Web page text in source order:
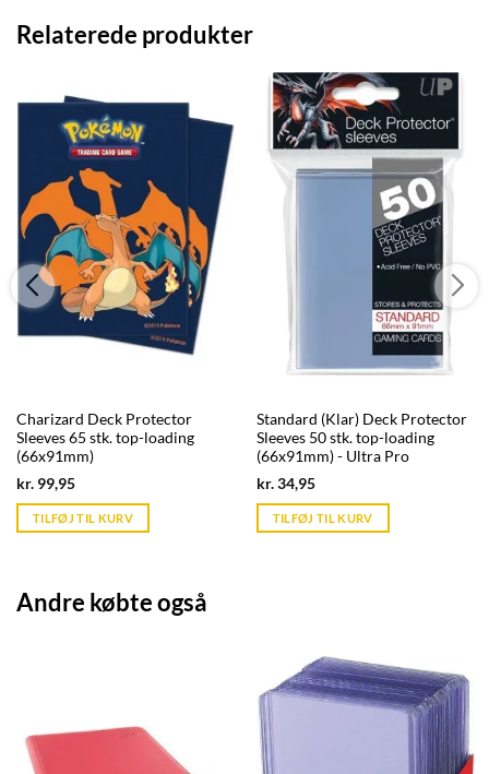
Relaterede produkter
Charizard Deck Protector
Sleeves 65 stk. top-loading
(66x91mm)
kr. 99,95Current
is:
kr. 39,95.
TILFØJ TIL KURV
Standard (Klar) Deck Protector
Sleeves 50 stk. top-loading
(66x91mm) - Ultra Pro
kr.34,95Current
is:
kr. 39,95.
TILFØJ TIL KURV
Andre købte også